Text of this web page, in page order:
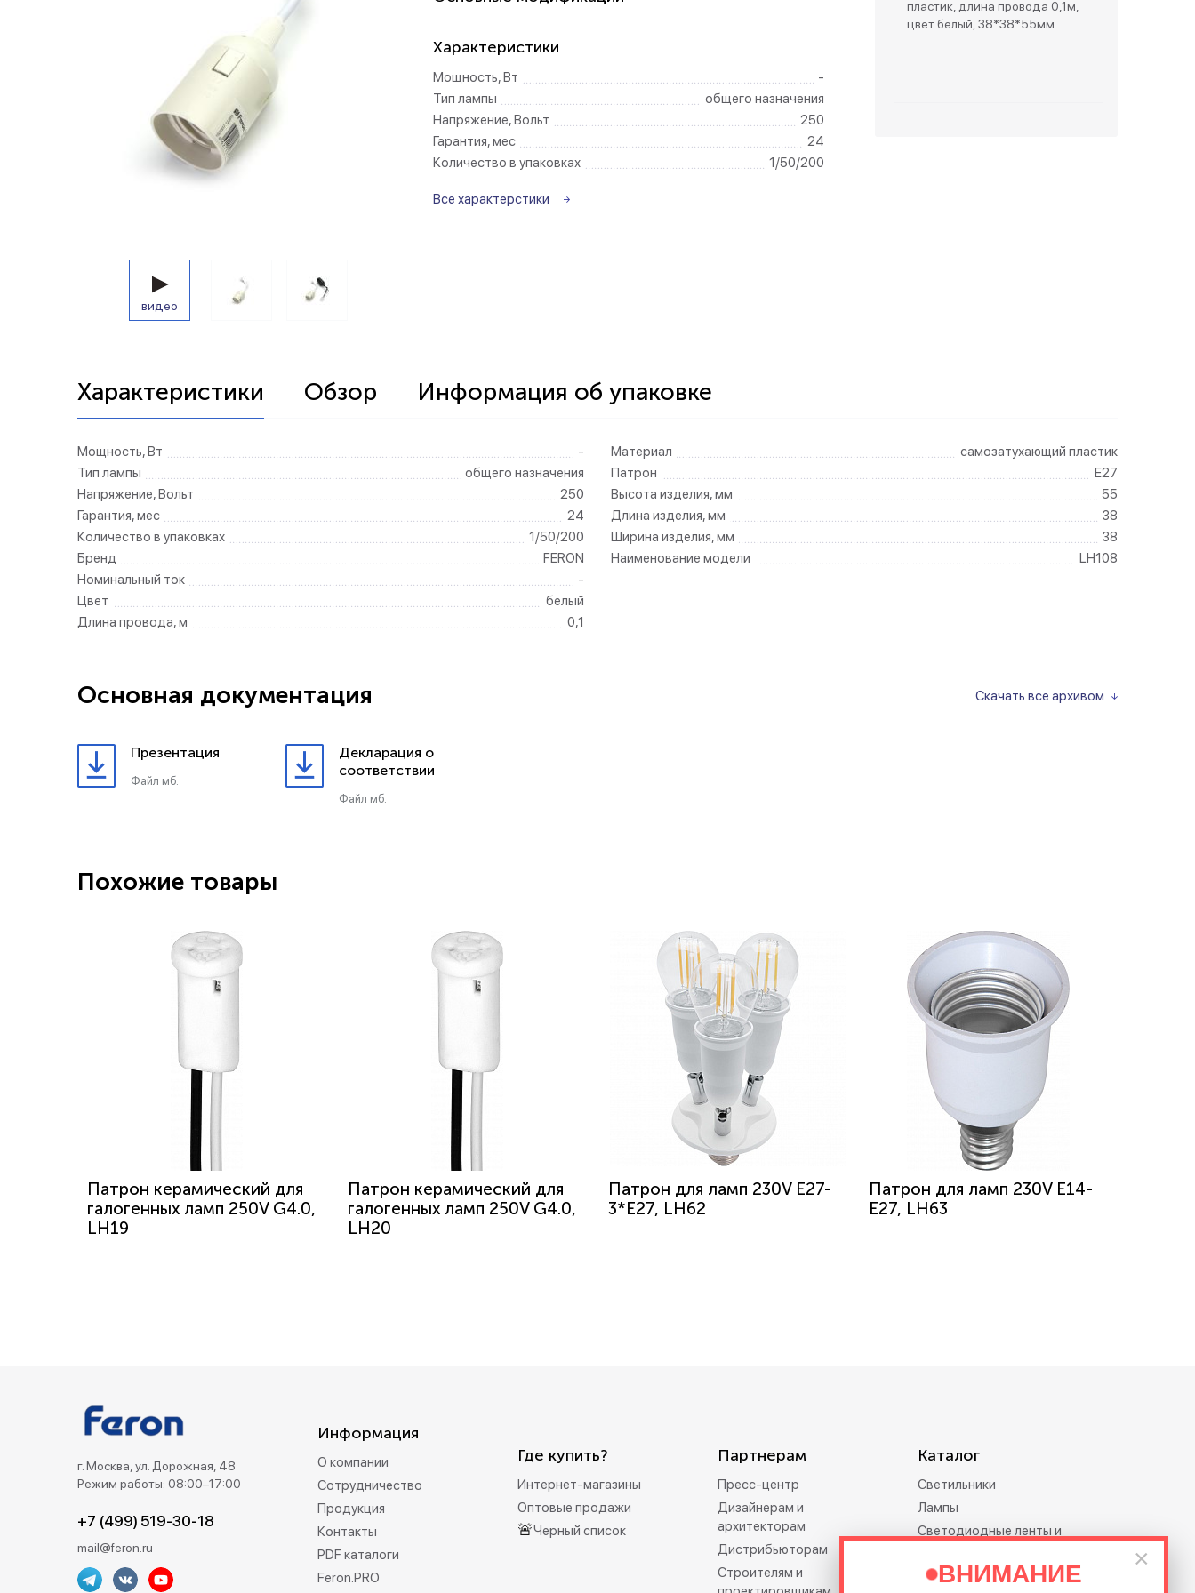
×
ВНИМАНИЕ
Беспроводные выключатели
Контроллеры и реле 220в Розетки садово-парковые
видео
Характеристики
Мощность, Вт
-
Тип лампы
общего назначения
Напряжение, Вольт
250
Гарантия, мес
24
Количество в упаковках
1/50/200
Все характерстики
пластик, длина провода 0,1м,
цвет белый, 38*38*55мм
Характеристики Обзор Информация об упаковке
Мощность, Вт
-
Тип лампы
общего назначения
Напряжение, Вольт
250
Гарантия, мес
24
Количество в упаковках
1/50/200
Бренд
FERON
Номинальный ток
-
Цвет
белый
Длина провода, м
0,1
Материал
самозатухающий пластик
Патрон
E27
Высота изделия, мм
55
Длина изделия, мм
38
Ширина изделия, мм
38
Наименование модели
LH108
Скачать все архивом
Основная документация
Презентация
Файл мб.
Декларация о
соответствии
Файл мб.
Похожие товары
Патрон керамический для
галогенных ламп 250V G4.0,
LH19
Патрон керамический для
галогенных ламп 250V G4.0,
LH20
Патрон для ламп 230V Е27-
3*Е27, LH62
Патрон для ламп 230V Е14-
Е27, LH63
г. Москва, ул. Дорожная, 48
Режим работы: 08:00–17:00
+7 (499) 519-30-18
mail@feron.ru
Информация
О компании
Сотрудничество
Продукция
Контакты
PDF каталоги
Feron.PRO
Где купить?
Интернет-магазины
Оптовые продажи
🚨Черный список
Партнерам
Пресс-центр
Дизайнерам и
архитекторам
Дистрибьюторам
Строителям и
Каталог
Светильники
Лампы
Светодиодные ленты и
Электротовары